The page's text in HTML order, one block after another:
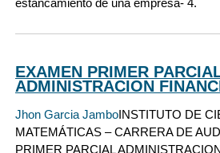
EXAMEN PRIMER
ADMINISTRACION
Jhon Garcia JamboINSTITUTO DE
MATEMÁTICAS – CARRERA DE
PRIMER PARCIAL